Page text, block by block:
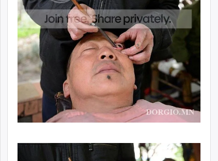
fact.mn
itoim.mn
tumen.mn
shuum.mn
times.mn
tvmongolia.mn
mass.mn
unegui.mn
assa.mn
toim.mn